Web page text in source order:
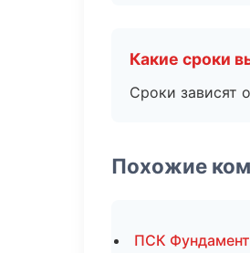
Какие сроки
Сроки зависят
Похожие
ПСК